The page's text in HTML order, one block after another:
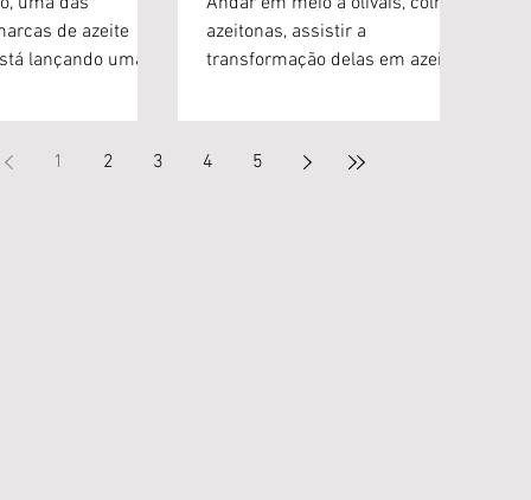
de azeite
lançando uma
o
experiência em meio
aos olivais
azeitonas, assistir a
transformação delas em azeite,
do seu frescor e...
1 2 3 4 5